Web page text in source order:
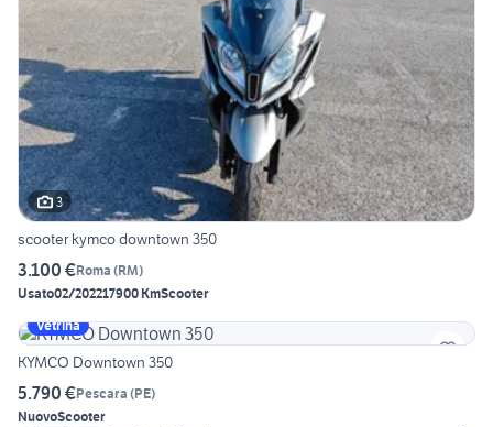
3
scooter kymco downtown 350
3.100 €Roma (RM)
Usato02/202217900 KmScooter
Vetrina
KYMCO Downtown 350
5.790 €Pescara (PE)
NuovoScooter